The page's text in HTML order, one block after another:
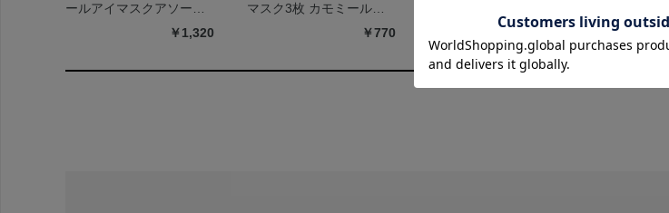
ールアイマスクアソート
￥1,320
マスク3枚 カモミールの
￥770
ーブ